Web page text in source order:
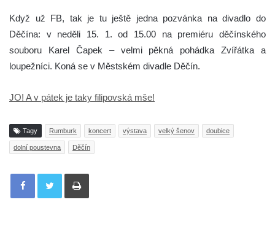
Když už FB, tak je tu ještě jedna pozvánka na divadlo do
Děčína: v neděli 15. 1. od 15.00 na premiéru děčínského
souboru Karel Čapek – velmi pěkná pohádka Zvířátka a
loupežníci. Koná se v Městském divadle Děčín.
JO! A v pátek je taky filipovská mše!
Tagy Rumburk koncert výstava velký šenov doubice
dolní poustevna Děčín
Tisknout